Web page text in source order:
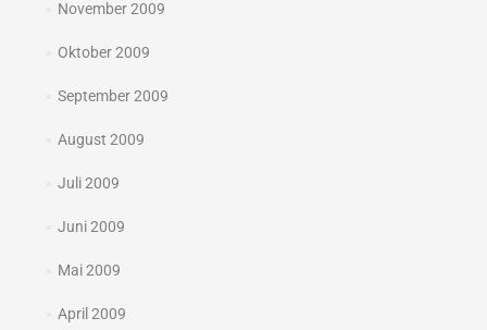
November 2009
Oktober 2009
September 2009
August 2009
Juli 2009
Juni 2009
Mai 2009
April 2009